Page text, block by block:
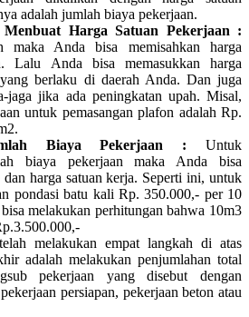
adalah jumlah biaya pekerjaan.
Harga Satuan Pekerjaan :
maka Anda bisa memisahkan harga
Lalu Anda bisa memasukkan harga
berlaku di daerah Anda. Dan juga
jaga jika ada peningkatan upah. Misal,
untuk pemasangan plafon adalah Rp.
Biaya Pekerjaan : Untuk
biaya pekerjaan maka Anda bisa
harga satuan kerja. Seperti ini, untuk
pondasi batu kali Rp. 350.000,- per 10
melakukan perhitungan bahwa 10m3
melakukan empat langkah di atas
adalah melakukan penjumlahan total
pekerjaan yang disebut dengan
persiapan, pekerjaan beton atau